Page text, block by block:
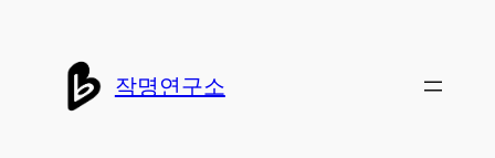
작명연구소